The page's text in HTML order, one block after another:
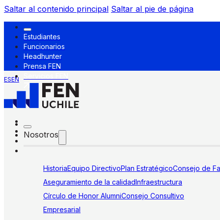
Saltar al contenido principal Saltar al pie de página
Estudiantes
Funcionarios
Headhunter
Prensa FEN
ESEN
Nosotros
HistoriaEquipo DirectivoPlan EstratégicoConsejo de
Aseguramiento de la calidadInfraestructura
Círculo de Honor AlumniConsejo Consultivo
Empresarial